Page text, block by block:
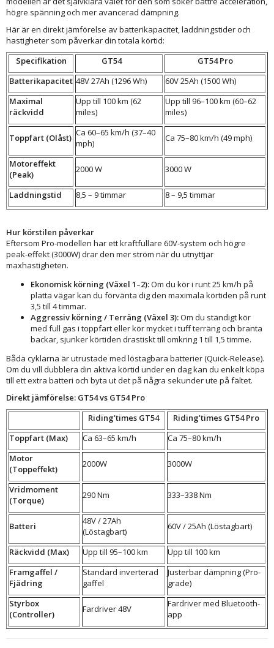
högre spänning och mer avancerad dämpning.
Här är en direkt jämförelse av batterikapacitet, laddningstider och
hastigheter som påverkar din totala körtid:
Specifikation
GT54
GT54 Pro
Batterikapacitet 48V 27Ah (1296 Wh)
60V 25Ah (1500 Wh)
Maximal
räckvidd
Upp till 100 km (62
miles)
Upp till 96–100 km (60–62
miles)
Toppfart (Olåst) Ca 60–65 km/h (37–40
mph)
Ca 75–80 km/h (49 mph)
Motoreffekt
(Peak)
2000 W 3000 W
Laddningstid 8,5 – 9 timmar 8 – 9,5 timmar
Hur körstilen påverkar
Eftersom Pro-modellen har ett kraftfullare 60V-system och högre
peak-effekt (3000W) drar den mer ström när du utnyttjar
maxhastigheten.
Ekonomisk körning (Växel 1–2):Om du kör i runt 25 km/h på
platta vägar kan du förvänta dig den maximala körtiden på runt
3,5 till 4 timmar.
Aggressiv körning / Terräng (Växel 3):Om du ständigt kör
med full gas i toppfart eller kör mycket i tuff terräng och branta
backar, sjunker körtiden drastiskt till omkring 1 till 1,5 timme.
Båda cyklarna är utrustade med löstagbara batterier (Quick-Release).
Om du vill dubblera din aktiva körtid under en dag kan du enkelt köpa
till ett extra batteri och byta ut det på några sekunder ute på fältet.
Direkt jämförelse: GT54 vs GT54 Pro
Riding’times GT54
Riding’times GT54 Pro
Toppfart (Max)
Ca 63–65 km/h
Ca 75–80 km/h
Motor
(Toppeffekt)
2000W 3000W
Vridmoment
(Torque)
290 Nm 333–338 Nm
Batteri
48V / 27Ah
(Löstagbart)
60V / 25Ah (Löstagbart)
Räckvidd (Max) Upp till 95–100 km
Upp till 100 km
Framgaffel /
Fjädring
Standard inverterad
gaffel
Justerbar dämpning (Pro-
grade)
Styrbox
(Controller)
Fardriver 48V
Fardriver med Bluetooth-
app